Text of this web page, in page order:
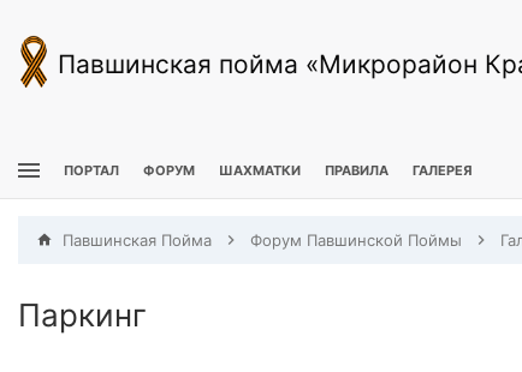
Павшинская пойма «Микрорайон
ПОРТАЛ ФОРУМ ШАХМАТКИ ПРАВИЛА ГАЛЕРЕЯ
Павшинская Пойма Форум Павшинской Поймы
Паркинг